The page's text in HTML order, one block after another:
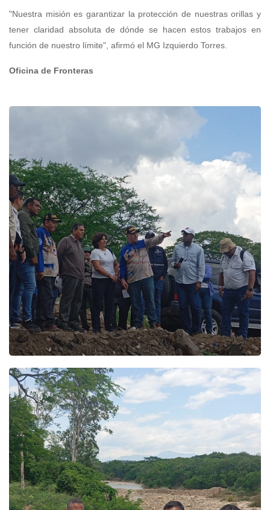
"Nuestra misión es garantizar la protección de nuestras orillas y
tener claridad absoluta de dónde se hacen estos trabajos en
función de nuestro límite", afirmó el MG Izquierdo Torres.
Oficina de Fronteras